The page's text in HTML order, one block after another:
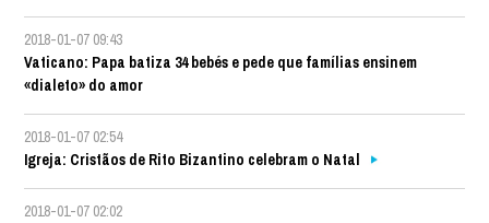
2018-01-07 09:43
Vaticano: Papa batiza 34 bebés e pede que famílias ensinem
«dialeto» do amor
2018-01-07 02:54
Igreja: Cristãos de Rito Bizantino celebram o Natal
2018-01-07 02:02